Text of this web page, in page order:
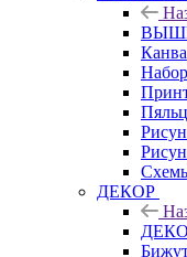
Канва
ДЕКОР